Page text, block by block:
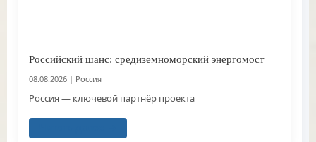
Российский шанс: средиземноморский энергомост
08.08.2026 | Россия
Россия — ключевой партнёр проекта